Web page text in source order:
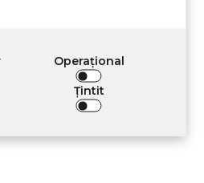
Operațional
Țintit